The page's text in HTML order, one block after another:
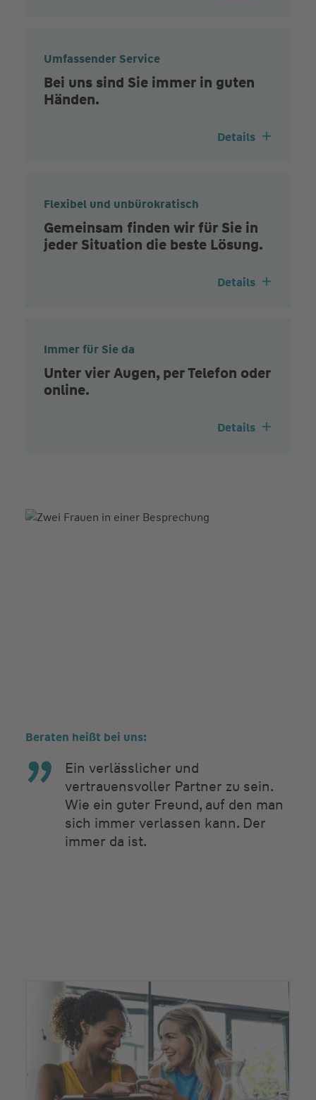
Umfassender Service
Bei uns sind Sie immer in guten
Händen.
Details
Flexibel und unbürokratisch
Gemeinsam finden wir für Sie in
jeder Situation die beste Lösung.
Details
Immer für Sie da
Unter vier Augen, per Telefon oder
online.
Details
Beraten heißt bei uns:
Ein verlässlicher und
vertrauensvoller Partner zu sein.
Wie ein guter Freund, auf den man
sich immer verlassen kann. Der
immer da ist.